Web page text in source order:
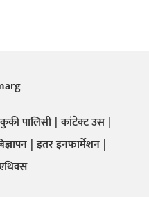
कुकी पालिसी कांटेक्ट उस
इतर इनफार्मेशन